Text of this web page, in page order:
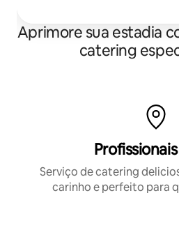
Aprimore sua estadia
catering
Serviço de catering
carinho e perfeito para